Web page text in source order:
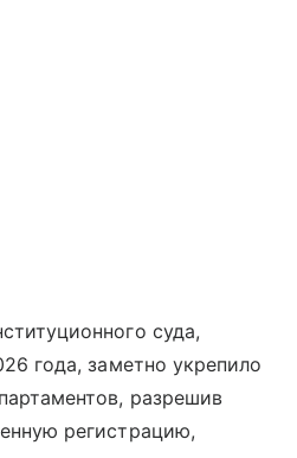
суда,
года, заметно укрепило
разрешив
регистрацию,